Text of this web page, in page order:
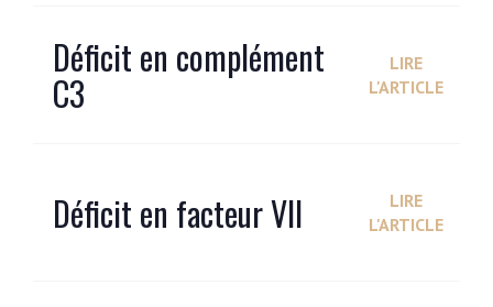
Déficit en complément
C3
LIRE
L'ARTICLE
Déficit en facteur VII
LIRE
L'ARTICLE